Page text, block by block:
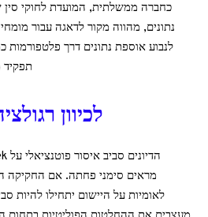
כחברה ממשלתית, המועדת לחוקי סין
נתונים, מהווה מקור לדאגה עבור
תפקיד
לכיוון
מראים סימני פחתה. אם החקיקה
לאומיות על היישום יתחילו להיות